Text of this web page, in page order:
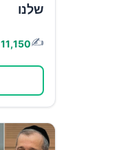
שלנו
✍️
11,150